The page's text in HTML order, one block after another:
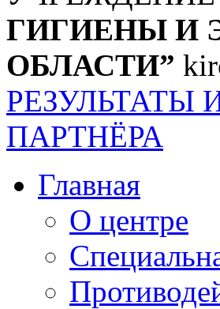
ГИГИЕНЫ И
ОБЛАСТИ”
РЕЗУЛЬТАТЫ
ПАРТНЁРА
Главная
О центре